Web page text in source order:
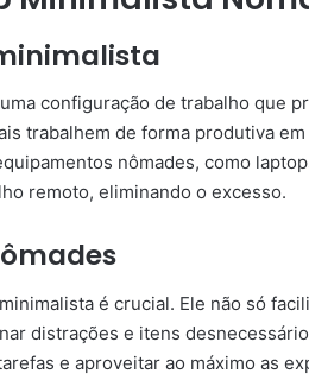
configuração de trabalho que
trabalhem de forma produtiva
nômades, como
remoto, eliminando o excesso.
é crucial. Ele não só
distrações e itens
e aproveitar ao máximo as